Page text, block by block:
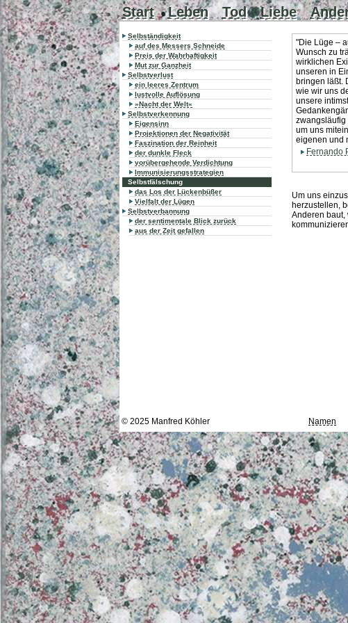
Start Leben Tod Liebe
Selbständigkeit
auf des Messers Schneide
Preis der Wahrhaftigkeit
Mut zur Ganzheit
Selbstverlust
ein leeres Zentrum
lustvolle Auflösung
»Nacht der Welt«
Selbstverkennung
Eigensinn
Projektionen der Negativität
Faszination der Reinheit
der dunkle Fleck
vorübergehende Verdichtung
Immunisierungsstrategien
Selbstfälschung
das Los der Lückenbüßer
Vielfalt der Lügen
Selbstverbannung
der sentimentale Blick zurück
aus der Zeit gefallen
"Die Lüge –
Wunsch zu
wirklichen
unseren in
bringen läßt.
wie wir uns
unsere
zwangsläufig
um uns
eigenen und
Fernando
Um uns
herzustellen,
Anderen baut,